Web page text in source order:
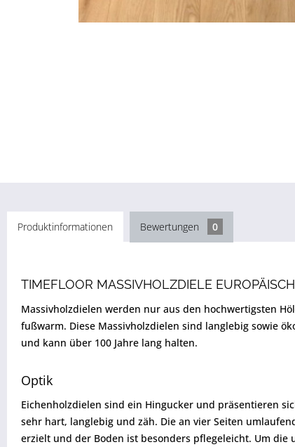
Produktinformationen Bewertungen 0
TIMEFLOOR MASSIVHOLZDIELE
Massivholzdielen werden nur aus den hochwertigsten
fußwarm. Diese Massivholzdielen sind langlebig sowie
und kann über 100 Jahre lang halten.
Optik
Eichenholzdielen sind ein Hingucker und präsentieren
sehr hart, langlebig und zäh. Die an vier Seiten
erzielt und der Boden ist besonders pflegeleicht. Um